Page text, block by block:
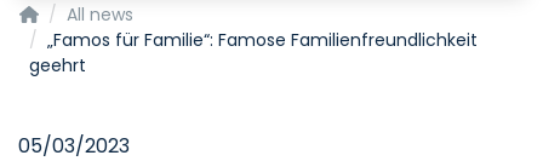
Klinik für Diagnostische und Interventionelle Neuroradiologie
All news
„Famos für Familie“: Famose Familienfreundlichkeit
geehrt
05/03/2023